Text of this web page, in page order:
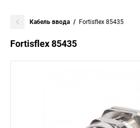
Кабель ввода Fortisflex 85435
Fortisflex 85435